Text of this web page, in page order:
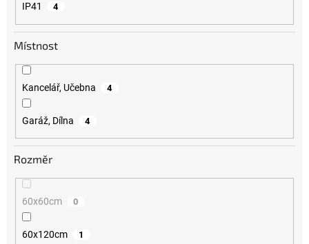
IP41 4
Místnost
Kancelář, Učebna 4
Garáž, Dílna 4
Rozměr
60x60cm 0
60x120cm 1